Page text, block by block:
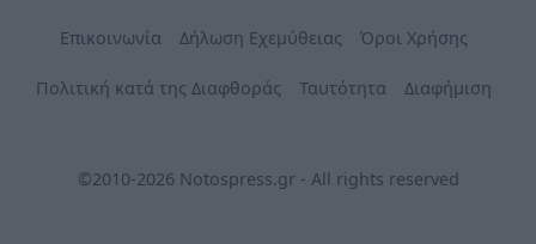
Επικοινωνία Δήλωση Εχεμύθειας Όροι Χρήσης
Πολιτική κατά της Διαφθοράς Ταυτότητα Διαφήμιση
©2010-2026 Notospress.gr - All rights reserved